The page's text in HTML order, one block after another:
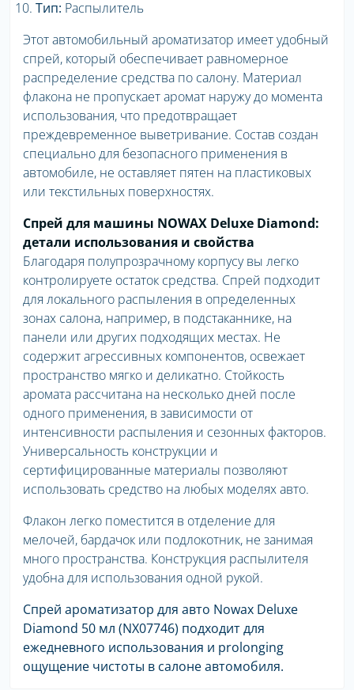
Тип: Распылитель
Этот автомобильный ароматизатор имеет удобный
спрей, который обеспечивает равномерное
распределение средства по салону. Материал
флакона не пропускает аромат наружу до момента
использования, что предотвращает
преждевременное выветривание. Состав создан
специально для безопасного применения в
автомобиле, не оставляет пятен на пластиковых
или текстильных поверхностях.
Спрей для машины NOWAX Deluxe Diamond:
детали использования и свойства
Благодаря полупрозрачному корпусу вы легко
контролируете остаток средства. Спрей подходит
для локального распыления в определенных
зонах салона, например, в подстаканнике, на
панели или других подходящих местах. Не
содержит агрессивных компонентов, освежает
пространство мягко и деликатно. Стойкость
аромата рассчитана на несколько дней после
одного применения, в зависимости от
интенсивности распыления и сезонных факторов.
Универсальность конструкции и
сертифицированные материалы позволяют
использовать средство на любых моделях авто.
Флакон легко поместится в отделение для
мелочей, бардачок или подлокотник, не занимая
много пространства. Конструкция распылителя
удобна для использования одной рукой.
Спрей ароматизатор для авто Nowax Deluxe
Diamond 50 мл (NX07746) подходит для
ежедневного использования и prolonging
ощущение чистоты в салоне автомобиля.